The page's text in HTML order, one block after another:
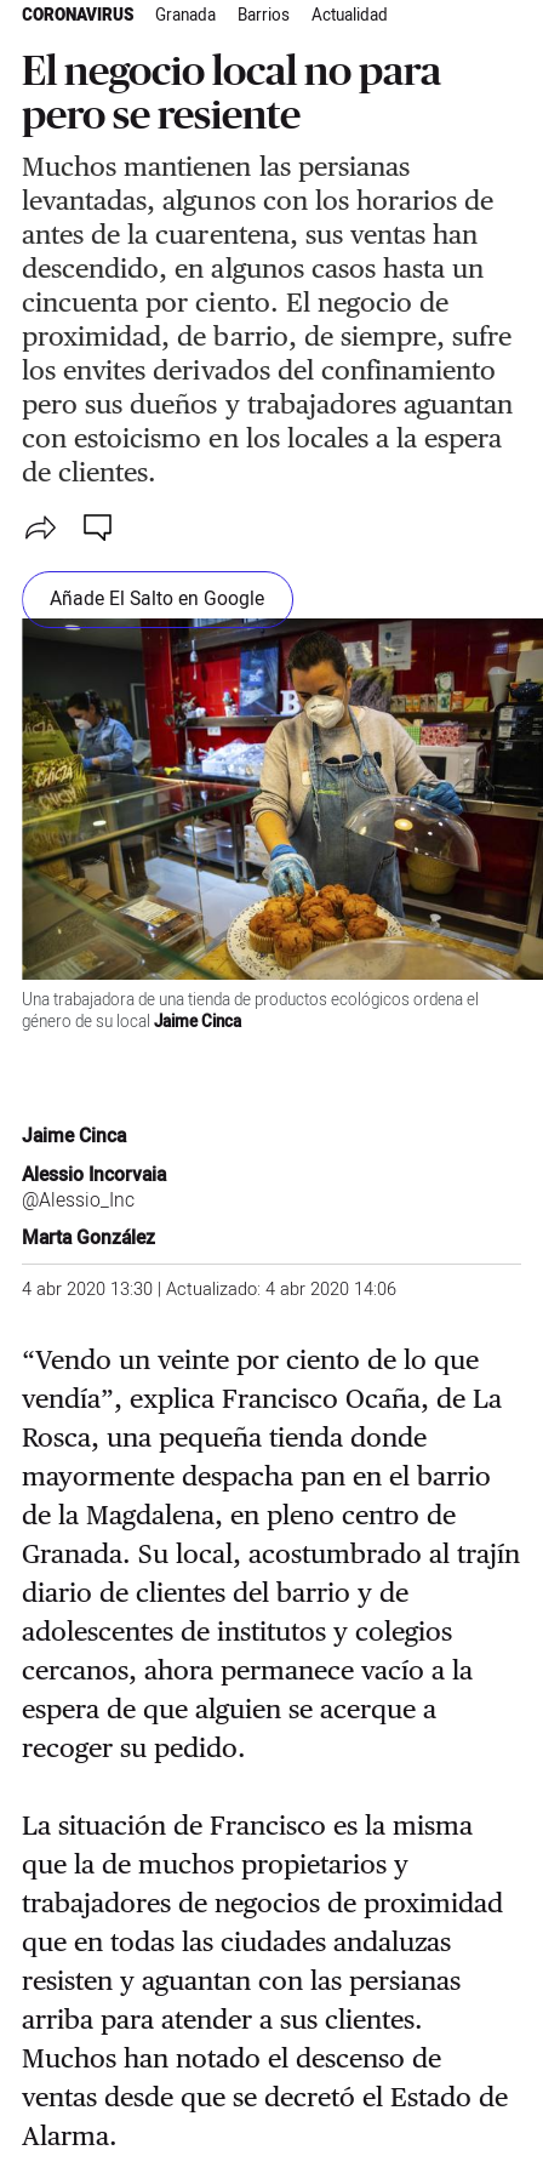
CORONAVIRUS Granada Barrios Actualidad
El negocio local no para
pero se resiente
Muchos mantienen las persianas
levantadas, algunos con los horarios de
antes de la cuarentena, sus ventas han
descendido, en algunos casos hasta un
cincuenta por ciento. El negocio de
proximidad, de barrio, de siempre, sufre
los envites derivados del confinamiento
pero sus dueños y trabajadores aguantan
con estoicismo en los locales a la espera
de clientes.
Añade El Salto en Google
Una trabajadora de una tienda de productos ecológicos ordena el
género de su local Jaime Cinca
Jaime Cinca
Alessio Incorvaia
@Alessio_Inc
Marta González
4 abr 2020 13:30 | Actualizado: 4 abr 2020 14:06
“Vendo un veinte por ciento de lo que
vendía”, explica Francisco Ocaña, de La
Rosca, una pequeña tienda donde
mayormente despacha pan en el barrio
de la Magdalena, en pleno centro de
Granada. Su local, acostumbrado al trajín
diario de clientes del barrio y de
adolescentes de institutos y colegios
cercanos, ahora permanece vacío a la
espera de que alguien se acerque a
recoger su pedido.
La situación de Francisco es la misma
que la de muchos propietarios y
trabajadores de negocios de proximidad
que en todas las ciudades andaluzas
resisten y aguantan con las persianas
arriba para atender a sus clientes.
Muchos han notado el descenso de
ventas desde que se decretó el Estado de
Alarma.